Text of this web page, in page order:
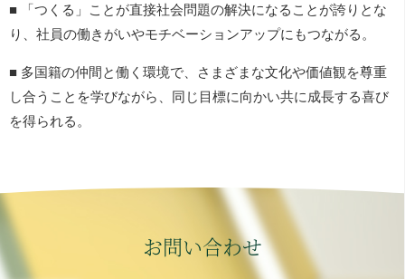
■ 「つくる」ことが直接社会問題の解決になることが誇りとな
り、社員の働きがいやモチベーションアップにもつながる。
■ 多国籍の仲間と働く環境で、さまざまな文化や価値観を尊重
し合うことを学びながら、同じ目標に向かい共に成長する喜び
を得られる。
お問い合わせ